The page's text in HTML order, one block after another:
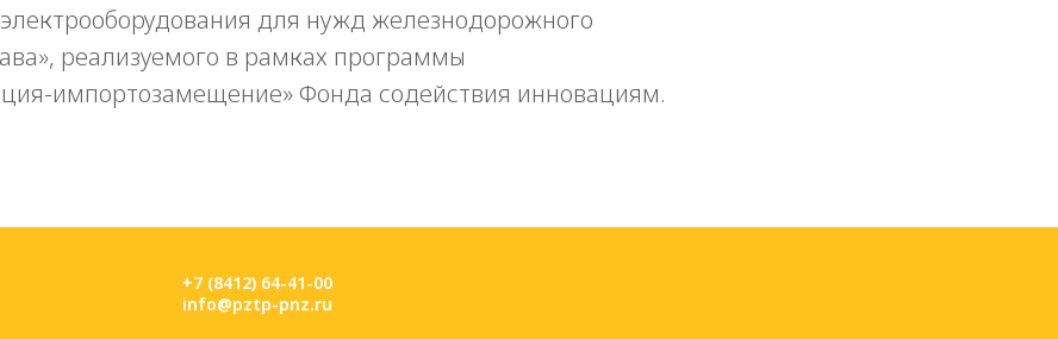
для нужд железнодорожного
реализуемого в рамках программы
импортозамещение» Фонда содействия инновациям.
+7 (8412) 64-41-00
info@pztp-pnz.ru